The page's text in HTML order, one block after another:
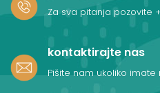
Za sva pitanja pozovite
kontaktirajte nas
Pišite nam ukoliko